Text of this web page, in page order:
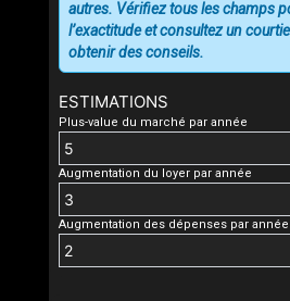
ESTIMATIONS
Plus-value du marché par année
Augmentation du loyer par année
Augmentation des dépenses par année
autres. Vérifiez tous les champs
l’exactitude et consultez un
obtenir des conseils.